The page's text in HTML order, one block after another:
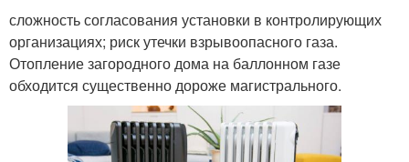
сложность согласования установки в контролирующих
организациях; риск утечки взрывоопасного газа.
Отопление загородного дома на баллонном газе
обходится существенно дороже магистрального.